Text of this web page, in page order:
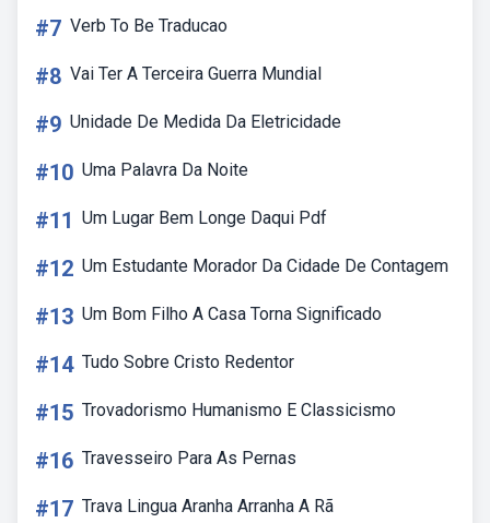
#7 Verb To Be Traducao
#8 Vai Ter A Terceira Guerra Mundial
#9 Unidade De Medida Da Eletricidade
#10 Uma Palavra Da Noite
#11 Um Lugar Bem Longe Daqui Pdf
#12 Um Estudante Morador Da Cidade De Contagem
#13 Um Bom Filho A Casa Torna Significado
#14 Tudo Sobre Cristo Redentor
#15 Trovadorismo Humanismo E Classicismo
#16 Travesseiro Para As Pernas
#17 Trava Lingua Aranha Arranha A Rã